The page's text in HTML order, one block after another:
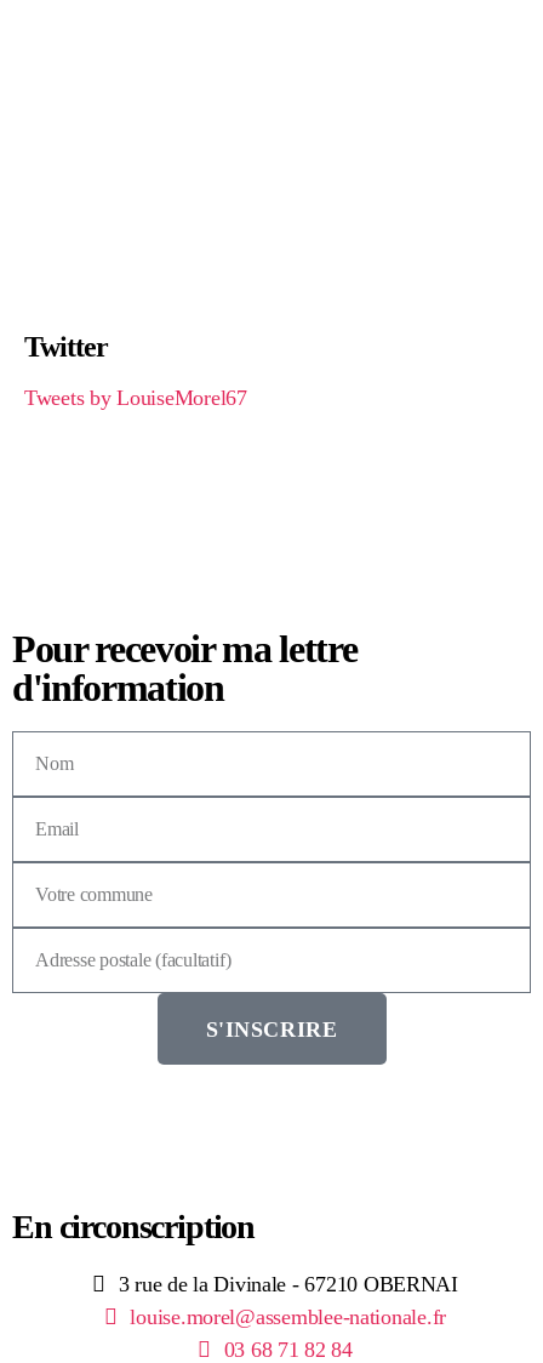
Twitter
Tweets by LouiseMorel67
Pour recevoir ma lettre
d'information
S'INSCRIRE
En circonscription
3 rue de la Divinale - 67210 OBERNAI
louise.morel@assemblee-nationale.fr
03 68 71 82 84